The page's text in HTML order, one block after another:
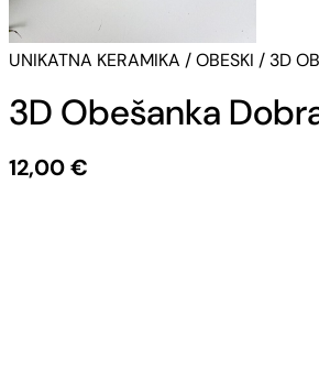
UNIKATNA KERAMIKA /OBESKI / 3D
3D Obešanka
12,00€